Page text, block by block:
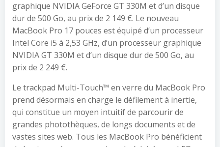
graphique NVIDIA GeForce GT 330M et d’un disque
dur de 500 Go, au prix de 2 149 €. Le nouveau
MacBook Pro 17 pouces est équipé d’un processeur
Intel Core i5 à 2,53 GHz, d’un processeur graphique
NVIDIA GT 330M et d’un disque dur de 500 Go, au
prix de 2 249 €.
Le trackpad Multi-Touch™ en verre du MacBook Pro
prend désormais en charge le défilement à inertie,
qui constitue un moyen intuitif de parcourir de
grandes photothèques, de longs documents et de
vastes sites web. Tous les MacBook Pro bénéficient